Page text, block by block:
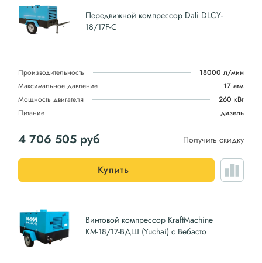
Передвижной компрессор Dali DLCY-
18/17F-C
Производительность
18000 л/мин
Максимальное давление
17 атм
Мощность двигателя
260 кВт
Питание
дизель
4 706 505 руб Получить скидку
Купить
Винтовой компрессор KraftMachine
КМ-18/17-ВДШ (Yuchai) с Вебасто